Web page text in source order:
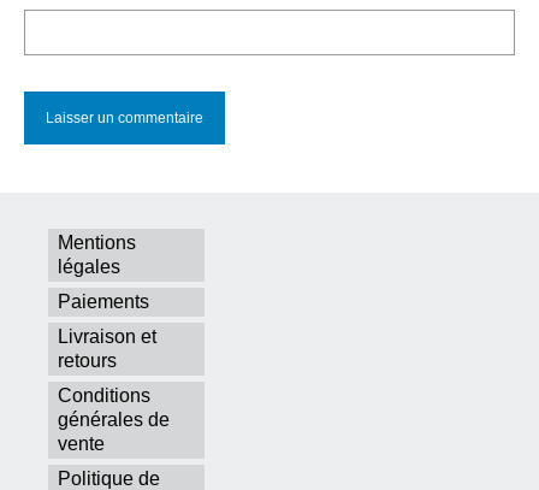
Mentions
légales
Paiements
Livraison et
retours
Conditions
générales de
vente
Politique de